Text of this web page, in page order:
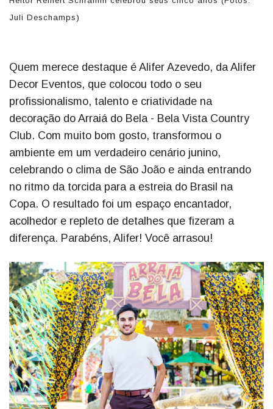
Juli Deschamps)
Quem merece destaque é Alifer Azevedo, da Alifer
Decor Eventos, que colocou todo o seu
profissionalismo, talento e criatividade na
decoração do Arraiá do Bela - Bela Vista Country
Club. Com muito bom gosto, transformou o
ambiente em um verdadeiro cenário junino,
celebrando o clima de São João e ainda entrando
no ritmo da torcida para a estreia do Brasil na
Copa. O resultado foi um espaço encantador,
acolhedor e repleto de detalhes que fizeram a
diferença. Parabéns, Alifer! Você arrasou!